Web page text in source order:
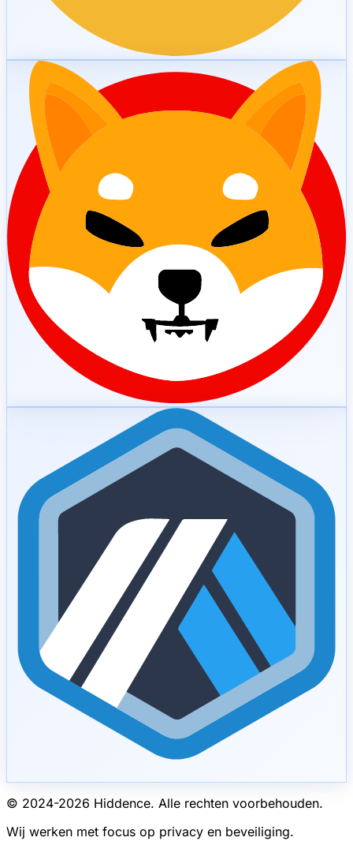
© 2024-2026 Hiddence. Alle rechten voorbehouden.
Wij werken met focus op privacy en beveiliging.